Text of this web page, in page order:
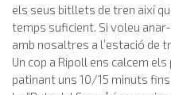
els seus bitllets de tren així
temps suficient. Si voleu
amb nosaltres a l’estació de
Un cop a Ripoll ens calcem
patinant uns 10/15 minuts